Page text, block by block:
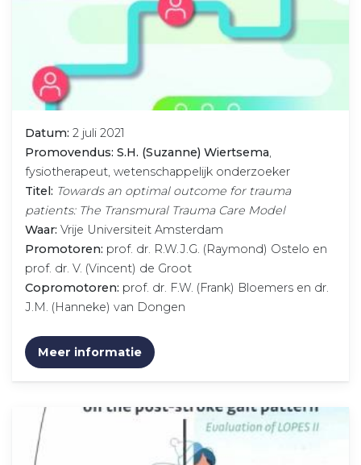
Datum: 2 juli 2021
Promovendus: S.H. (Suzanne) Wiertsema,
fysiotherapeut, wetenschappelijk onderzoeker
Titel: Towards an optimal outcome for trauma
patients: The Transmural Trauma Care Model
Waar: Vrije Universiteit Amsterdam
Promotoren: prof. dr. R.W.J.G. (Raymond) Ostelo en
prof. dr. V. (Vincent) de Groot
Copromotoren: prof. dr. F.W. (Frank) Bloemers en dr.
J.M. (Hanneke) van Dongen
Meer informatie